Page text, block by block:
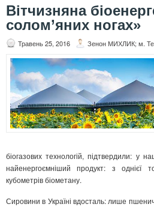
Вітчизняна
солом’яних ногах»
Травень 25, 2016 Зенон МИХЛИК; м.
біогазових технологій, підтвердили: у
найенергоємніший продукт: з однієї
кубометрів біометану.
Сировини в Україні вдосталь: лише